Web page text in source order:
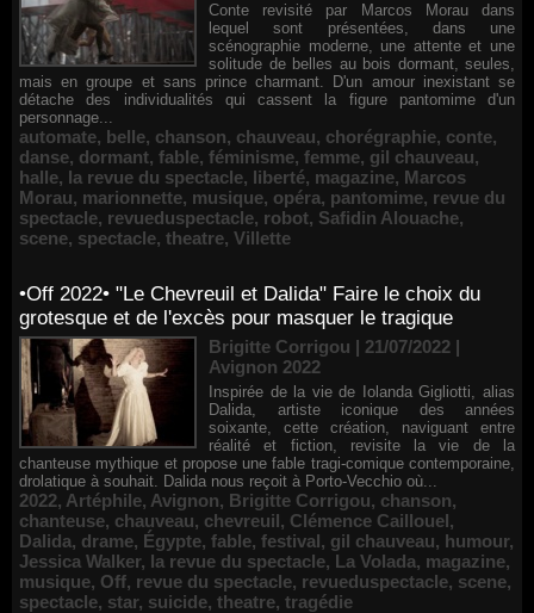
Conte revisité par Marcos Morau dans
lequel sont présentées, dans une
scénographie moderne, une attente et une
solitude de belles au bois dormant, seules,
mais en groupe et sans prince charmant. D'un amour inexistant se
détache des individualités qui cassent la figure pantomime d'un
personnage...
automate, belle, chanson, chauveau, chorégraphie, conte,
danse, dormant, fable, féminisme, femme, gil chauveau,
halle, la revue du spectacle, liberté, magazine, Marcos
Morau, marionnette, musique, opéra, pantomime, revue du
spectacle, revueduspectacle, robot, Safidin Alouache,
scene, spectacle, theatre, Villette
•Off 2022• "Le Chevreuil et Dalida" Faire le choix du
grotesque et de l'excès pour masquer le tragique
Brigitte Corrigou | 21/07/2022 |
Avignon 2022
Inspirée de la vie de Iolanda Gigliotti, alias
Dalida, artiste iconique des années
soixante, cette création, naviguant entre
réalité et fiction, revisite la vie de la
chanteuse mythique et propose une fable tragi-comique contemporaine,
drolatique à souhait. Dalida nous reçoit à Porto-Vecchio où...
2022, Artéphile, Avignon, Brigitte Corrigou, chanson,
chanteuse, chauveau, chevreuil, Clémence Caillouel,
Dalida, drame, Égypte, fable, festival, gil chauveau, humour,
Jessica Walker, la revue du spectacle, La Volada, magazine,
musique, Off, revue du spectacle, revueduspectacle, scene,
spectacle, star, suicide, theatre, tragédie